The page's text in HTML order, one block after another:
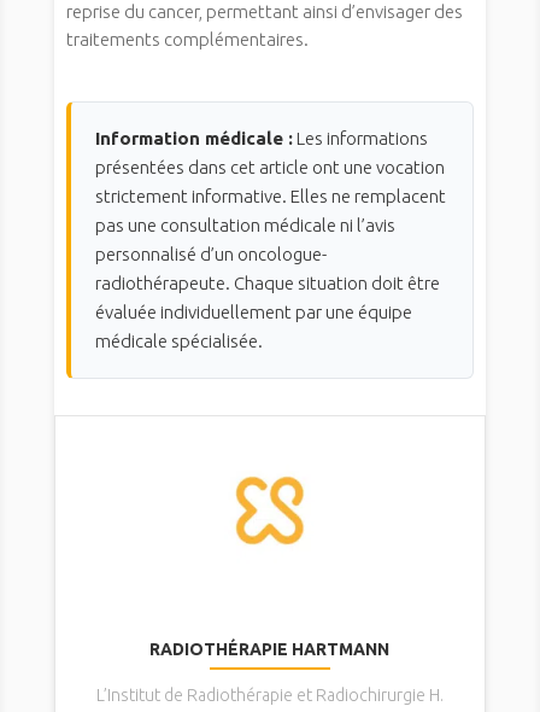
reprise du cancer, permettant ainsi d’envisager des
traitements complémentaires.
Information médicale :Les informations
présentées dans cet article ont une vocation
strictement informative. Elles ne remplacent
pas une consultation médicale ni l’avis
personnalisé d’un oncologue-
radiothérapeute. Chaque situation doit être
évaluée individuellement par une équipe
médicale spécialisée.
RADIOTHÉRAPIE HARTMANN
L’Institut de Radiothérapie et Radiochirurgie H.